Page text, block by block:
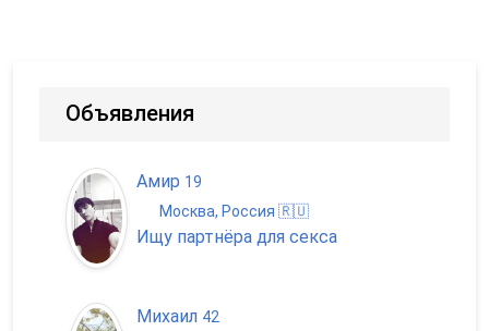
Объявления
Амир 19
Москва, Россия 🇷🇺
Ищу партнёра для секса
Михаил 42